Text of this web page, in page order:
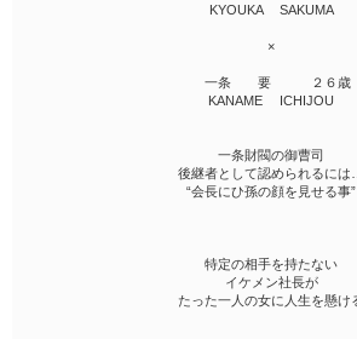
KYOUKA SAKUMA
×
一条 要 ２６歳
KANAME ICHIJOU
一条財閥の御曹司
後継者として認められるには…
“会長にひ孫の顔を見せる事”
特定の相手を持たない
イケメン社長が
たった一人の女に人生を懸け